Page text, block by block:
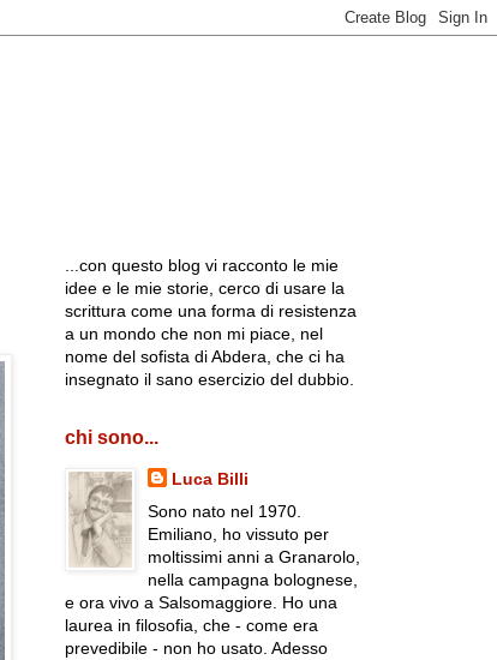
...con questo blog vi racconto le mie
idee e le mie storie, cerco di usare la
scrittura come una forma di resistenza
a un mondo che non mi piace, nel
nome del sofista di Abdera, che ci ha
insegnato il sano esercizio del dubbio.
chi sono...
Luca Billi
Sono nato nel 1970.
Emiliano, ho vissuto per
moltissimi anni a Granarolo,
nella campagna bolognese,
e ora vivo a Salsomaggiore. Ho una
laurea in filosofia, che - come era
prevedibile - non ho usato. Adesso